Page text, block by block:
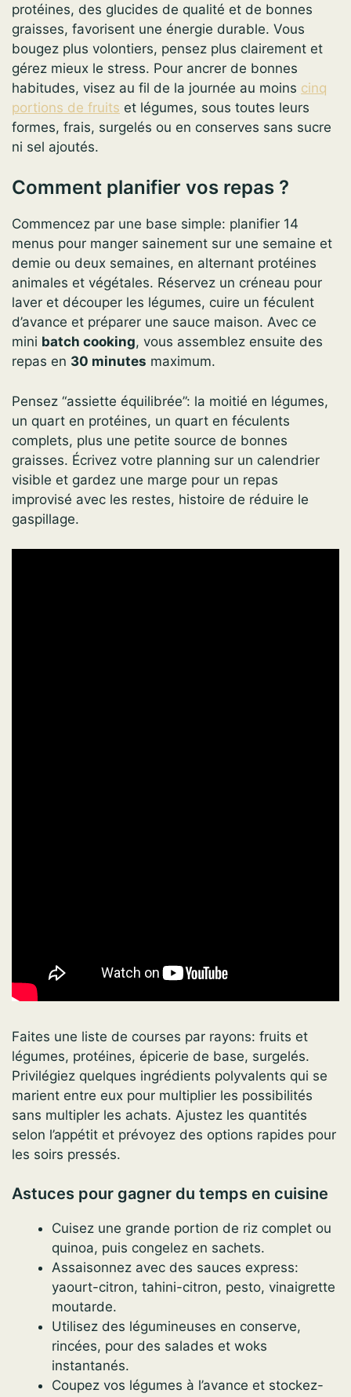
protéines, des glucides de qualité et de bonnes
graisses, favorisent une énergie durable. Vous
bougez plus volontiers, pensez plus clairement et
gérez mieux le stress. Pour ancrer de bonnes
habitudes, visez au fil de la journée au moins cinq
portions de fruits et légumes, sous toutes leurs
formes, frais, surgelés ou en conserves sans sucre
ni sel ajoutés.
Comment planifier vos repas ?
Commencez par une base simple: planifier 14
menus pour manger sainement sur une semaine et
demie ou deux semaines, en alternant protéines
animales et végétales. Réservez un créneau pour
laver et découper les légumes, cuire un féculent
d’avance et préparer une sauce maison. Avec ce
mini batch cooking, vous assemblez ensuite des
repas en 30 minutes maximum.
Pensez “assiette équilibrée”: la moitié en légumes,
un quart en protéines, un quart en féculents
complets, plus une petite source de bonnes
graisses. Écrivez votre planning sur un calendrier
visible et gardez une marge pour un repas
improvisé avec les restes, histoire de réduire le
gaspillage.
Faites une liste de courses par rayons: fruits et
légumes, protéines, épicerie de base, surgelés.
Privilégiez quelques ingrédients polyvalents qui se
marient entre eux pour multiplier les possibilités
sans multipler les achats. Ajustez les quantités
selon l’appétit et prévoyez des options rapides pour
les soirs pressés.
Astuces pour gagner du temps en cuisine
Cuisez une grande portion de riz complet ou
quinoa, puis congelez en sachets.
Assaisonnez avec des sauces express:
yaourt-citron, tahini-citron, pesto, vinaigrette
moutarde.
Utilisez des légumineuses en conserve,
rincées, pour des salades et woks
instantanés.
Coupez vos légumes à l’avance et stockez-